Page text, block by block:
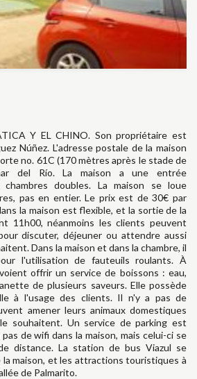
Y EL CHINO. Son propriétaire est
Núñez. L'adresse postale de la maison
no. 61C (170 mètres après le stade de
del Río. La maison a une entrée
doubles. La maison se loue
pas en entier. Le prix est de 30€ par
la maison est flexible, et la sortie de la
11h00, néanmoins les clients peuvent
discuter, déjeuner ou attendre aussi
Dans la maison et dans la chambre, il
l'utilisation de fauteuils roulants. À
offrir un service de boissons : eau,
de plusieurs saveurs. Elle possède
à l'usage des clients. Il n'y a pas de
amener leurs animaux domestiques
souhaitent. Un service de parking est
de wifi dans la maison, mais celui-ci se
distance. La station de bus Viazul se
la maison, et les attractions touristiques à
de Palmarito.